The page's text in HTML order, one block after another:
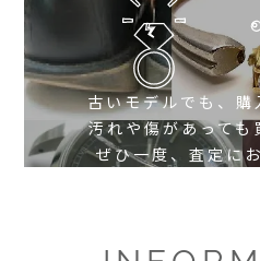
古いモデルでも、
汚れや傷があって
ぜひ一度、査定に